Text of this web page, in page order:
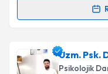
almanız için bir
bilgilendireceğiz.
Uzm. Psk.
Psikolojik